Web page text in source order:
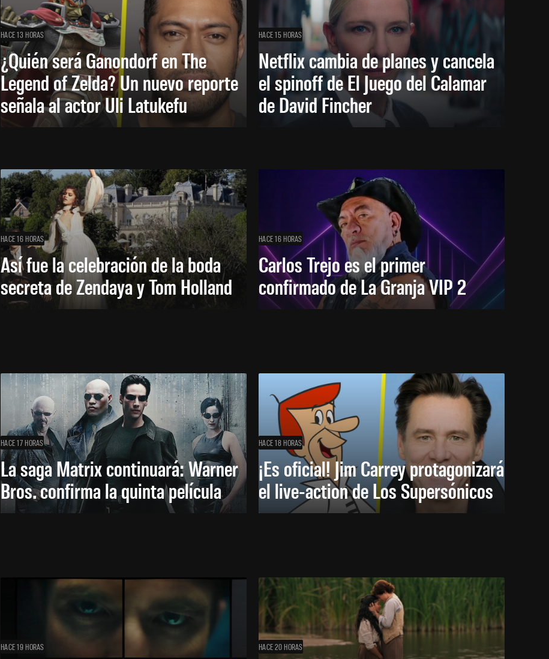
HACE 13 HORAS
¿Quién será Ganondorf en The
Legend of Zelda? Un nuevo reporte
señala al actor Uli Latukefu
HACE 15 HORAS
Netflix cambia de planes y cancela
el spinoff de El Juego del Calamar
de David Fincher
HACE 16 HORAS
Así fue la celebración de la boda
secreta de Zendaya y Tom Holland
HACE 16 HORAS
Carlos Trejo es el primer
confirmado de La Granja VIP 2
HACE 17 HORAS
La saga Matrix continuará: Warner
Bros. confirma la quinta película
HACE 18 HORAS
¡Es oficial! Jim Carrey protagonizará
el live-action de Los Supersónicos
HACE 19 HORAS HACE 20 HORAS